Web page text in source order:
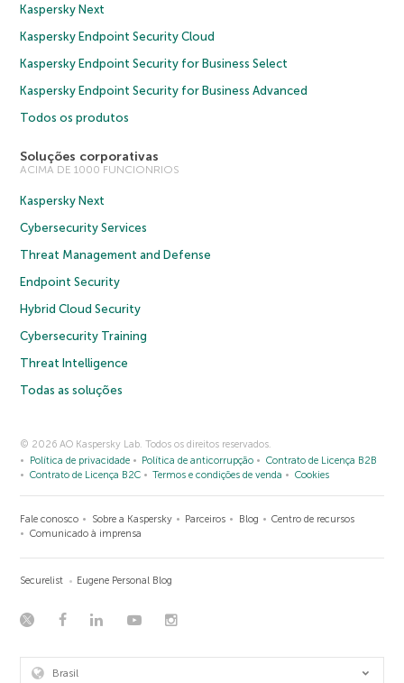
Kaspersky Next
Kaspersky Endpoint Security Cloud
Kaspersky Endpoint Security for Business Select
Kaspersky Endpoint Security for Business Advanced
Todos os produtos
Soluções corporativas
ACIMA DE 1000 FUNCIONRIOS
Kaspersky Next
Cybersecurity Services
Threat Management and Defense
Endpoint Security
Hybrid Cloud Security
Cybersecurity Training
Threat Intelligence
Todas as soluções
© 2026 AO Kaspersky Lab. Todos os direitos reservados.
Política de privacidade
Política de anticorrupção
Contrato de Licença B2B
Contrato de Licença B2C
Termos e condições de venda Cookies
Fale conosco Sobre a Kaspersky Parceiros Blog
Centro de recursos
Comunicado à imprensa
Securelist Eugene Personal Blog
Brasil